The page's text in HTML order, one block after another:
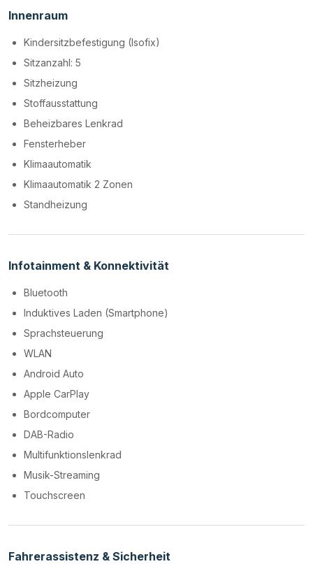
Innenraum
Kindersitzbefestigung (Isofix)
Sitzanzahl: 5
Sitzheizung
Stoffausstattung
Beheizbares Lenkrad
Fensterheber
Klimaautomatik
Klimaautomatik 2 Zonen
Standheizung
Infotainment & Konnektivität
Bluetooth
Induktives Laden (Smartphone)
Sprachsteuerung
WLAN
Android Auto
Apple CarPlay
Bordcomputer
DAB-Radio
Multifunktionslenkrad
Musik-Streaming
Touchscreen
Fahrerassistenz & Sicherheit